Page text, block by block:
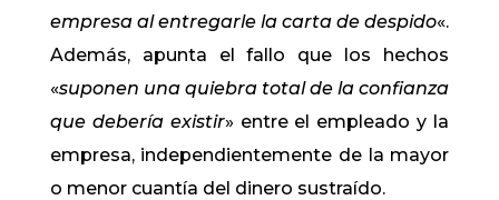
empresa al entregarle la carta de despido«.
Además, apunta el fallo que los hechos
«suponen una quiebra total de la confianza
que debería existir» entre el empleado y la
empresa, independientemente de la mayor
o menor cuantía del dinero sustraído.